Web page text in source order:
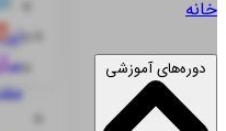
خانه
دوره‌های آموزشی